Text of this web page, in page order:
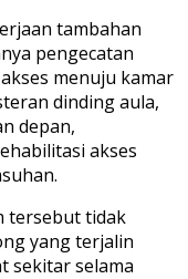
tambahan
pengecatan
menuju kamar
dinding aula,
depan,
akses
tersebut tidak
yang terjalin
sekitar selama